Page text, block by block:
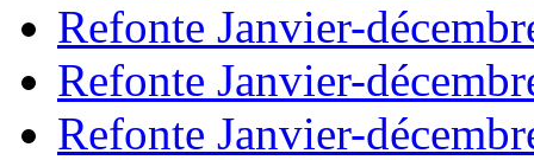
Refonte Janvier-
Refonte Janvier-
Refonte Janvier-